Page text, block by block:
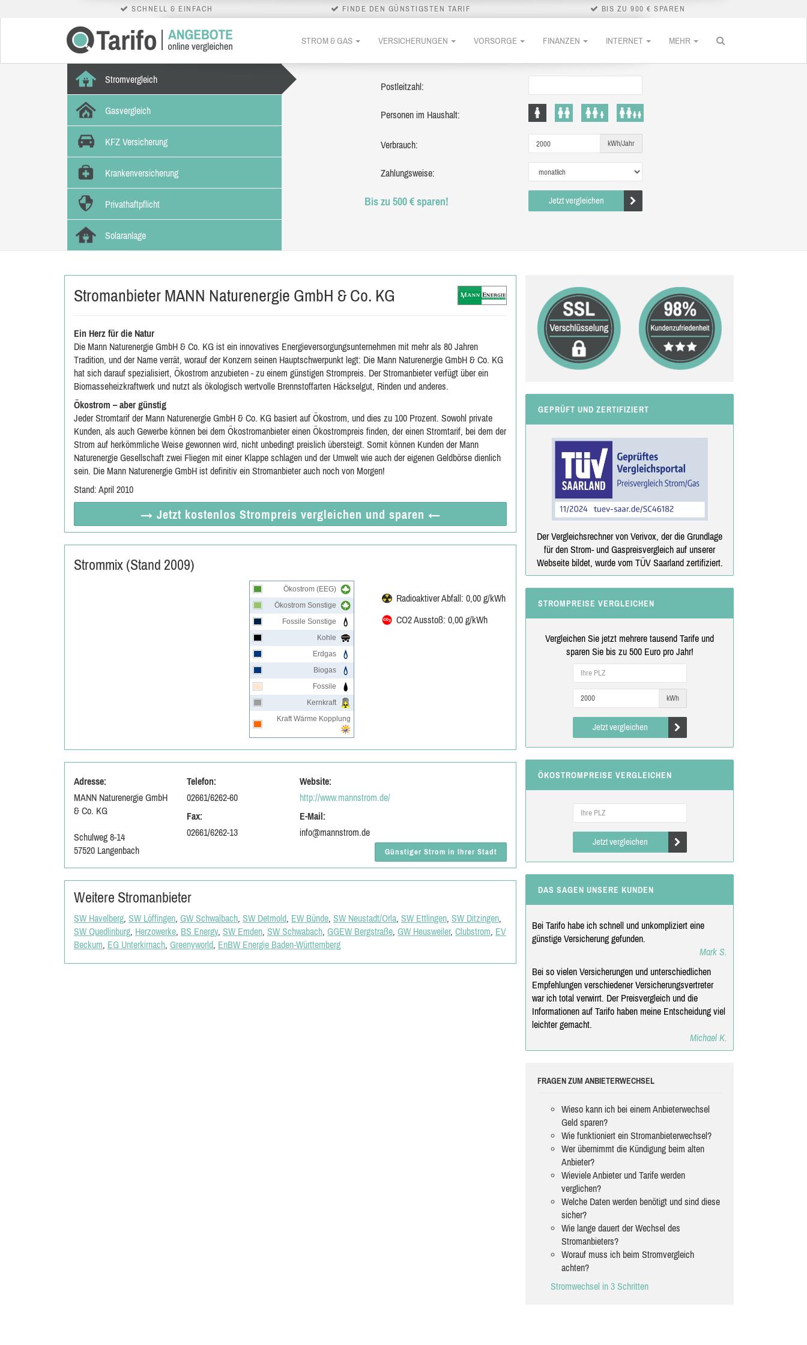
SCHNELL & EINFACH FINDE DEN GÜNSTIGSTEN TARIF BIS ZU 900 € SPAREN
STROM & GAS VERSICHERUNGEN VORSORGE FINANZEN INTERNET MEHR
Stromvergleich
Gasvergleich
KFZ Versicherung
Krankenversicherung
Privathaftpflicht
Solaranlage
Postleitzahl:
Personen im Haushalt:
Verbrauch: kWh/Jahr
Zahlungsweise:
Bis zu 500 € sparen! Jetzt vergleichen
Stromanbieter MANN Naturenergie GmbH & Co. KG
Ein Herz für die Natur
Die Mann Naturenergie GmbH & Co. KG ist ein innovatives Energieversorgungsunternehmen mit mehr als 80 Jahren
Tradition, und der Name verrät, worauf der Konzern seinen Hauptschwerpunkt legt: Die Mann Naturenergie GmbH & Co. KG
hat sich darauf spezialisiert, Ökostrom anzubieten - zu einem günstigen Strompreis. Der Stromanbieter verfügt über ein
Biomasseheizkraftwerk und nutzt als ökologisch wertvolle Brennstoffarten Häckselgut, Rinden und anderes.
Ökostrom – aber günstig
Jeder Stromtarif der Mann Naturenergie GmbH & Co. KG basiert auf Ökostrom, und dies zu 100 Prozent. Sowohl private
Kunden, als auch Gewerbe können bei dem Ökostromanbieter einen Ökostrompreis finden, der einen Stromtarif, bei dem der
Strom auf herkömmliche Weise gewonnen wird, nicht unbedingt preislich übersteigt. Somit können Kunden der Mann
Naturenergie Gesellschaft zwei Fliegen mit einer Klappe schlagen und der Umwelt wie auch der eigenen Geldbörse dienlich
sein. Die Mann Naturenergie GmbH ist definitiv ein Stromanbieter auch noch von Morgen!
Stand: April 2010
→ Jetzt kostenlos Strompreis vergleichen und sparen ←
Strommix (Stand 2009)
Ökostrom (EEG)
Ökostrom Sonstige
Fossile Sonstige
Kohle
Erdgas
Biogas
Fossile
Kernkraft
Kraft Wärme Kopplung
Radioaktiver Abfall: 0,00 g/kWh
CO2 Ausstoß: 0,00 g/kWh
Adresse:
MANN Naturenergie GmbH
& Co. KG
Schulweg 8-14
57520 Langenbach
Telefon:
02661/6262-60
Fax:
02661/6262-13
Website:
http://www.mannstrom.de/
E-Mail:
info@mannstrom.de
Günstiger Strom in Ihrer Stadt
Weitere Stromanbieter
SW Havelberg, SW Löffingen, GW Schwalbach, SW Detmold, EW Bünde, SW Neustadt/Orla, SW Ettlingen, SW Ditzingen,
SW Quedlinburg, Herzowerke, BS Energy, SW Emden, SW Schwabach, GGEW Bergstraße, GW Heusweiler, Clubstrom, EV
Beckum, EG Unterkirnach, Greenyworld, EnBW Energie Baden-Württemberg
GEPRÜFT UND ZERTIFIZIERT
Der Vergleichsrechner von Verivox, der die Grundlage
für den Strom- und Gaspreisvergleich auf unserer
Webseite bildet, wurde vom TÜV Saarland zertifiziert.
STROMPREISE VERGLEICHEN
Vergleichen Sie jetzt mehrere tausend Tarife und
sparen Sie bis zu 500 Euro pro Jahr!
kWh
Jetzt vergleichen
ÖKOSTROMPREISE VERGLEICHEN
Jetzt vergleichen
DAS SAGEN UNSERE KUNDEN
Bei Tarifo habe ich schnell und unkompliziert eine
günstige Versicherung gefunden.
Mark S.
Bei so vielen Versicherungen und unterschiedlichen
Empfehlungen verschiedener Versicherungsvertreter
war ich total verwirrt. Der Preisvergleich und die
Informationen auf Tarifo haben meine Entscheidung viel
leichter gemacht.
Michael K.
FRAGEN ZUM ANBIETERWECHSEL
Wieso kann ich bei einem Anbieterwechsel
Geld sparen?
Wie funktioniert ein Stromanbieterwechsel?
Wer übernimmt die Kündigung beim alten
Anbieter?
Wieviele Anbieter und Tarife werden
verglichen?
Welche Daten werden benötigt und sind diese
sicher?
Wie lange dauert der Wechsel des
Stromanbieters?
Worauf muss ich beim Stromvergleich
achten?
Stromwechsel in 3 Schritten